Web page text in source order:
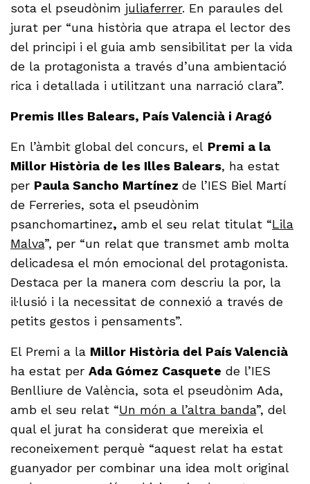
sota el pseudònim juliaferrer. En paraules del
jurat per “una història que atrapa el lector des
del principi i el guia amb sensibilitat per la vida
de la protagonista a través d’una ambientació
rica i detallada i utilitzant una narració clara”.
Premis Illes Balears, País Valencià i Aragó
En l’àmbit global del concurs, el Premi a la
Millor Història de les Illes Balears, ha estat
per Paula Sancho Martínezde l’IES Biel Martí
de Ferreries, sota el pseudònim
psanchomartinez, amb el seu relat titulat “Lila
Malva”, per “un relat que transmet amb molta
delicadesa el món emocional del protagonista.
Destaca per la manera com descriu la por, la
il·lusió i la necessitat de connexió a través de
petits gestos i pensaments”.
El Premi a la Millor Història del País Valencià
ha estat perAda Gómez Casquete de l’IES
Benlliure de València, sota el pseudònim Ada,
amb el seu relat “Un món a l’altra banda”, del
qual el jurat ha considerat que mereixia el
reconeixement perquè “aquest relat ha estat
guanyador per combinar una idea molt original